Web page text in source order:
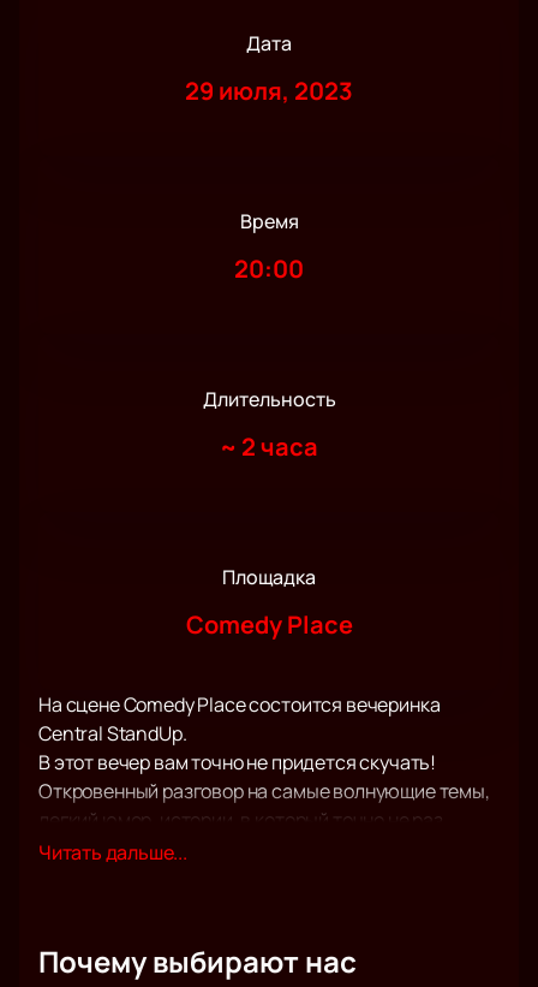
Дата
29 июля, 2023
Время
20:00
Длительность
~ 2 часа
Площадка
Comedy Place
На сцене Comedy Place состоится вечеринка
Central StandUp.
В этот вечер вам точно не придется скучать!
Откровенный разговор на самые волнующие темы,
легкий юмор, истории, в который точно не раз
попадали вы или ваши близкие прозвучат сегодня
доверительный и предельно откровенный диалог
Читать дальше...
Почему выбирают нас